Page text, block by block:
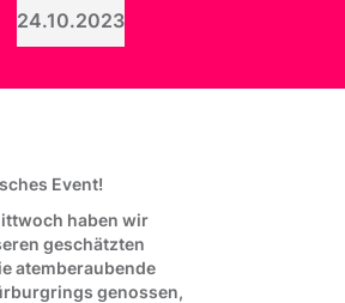
24.10.2023
Event!
haben wir
geschätzten
atemberaubende
genossen,